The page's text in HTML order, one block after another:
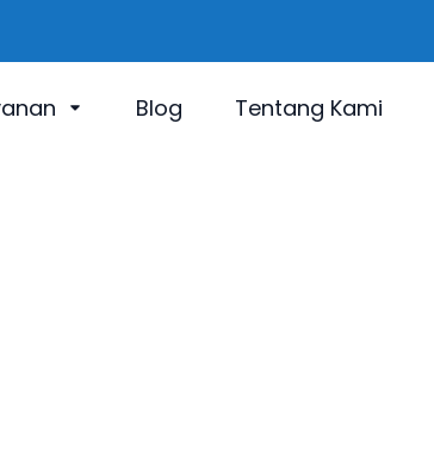
Blog Tentang Kami